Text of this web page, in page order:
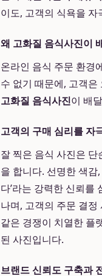
이도, 고객의 식욕을
왜 고화질 음식사진이
온라인 음식 주문 환경
수 없기 때문에, 고객
고화질 음식사진이 배
고객의 구매 심리를 자
잘 찍은 음식 사진은
을 합니다. 선명한 색감
다’라는 강력한 신뢰를
나며, 고객의 주문 결
같은 경쟁이 치열한 플
된 사진입니다.
브랜드 신뢰도 구축과